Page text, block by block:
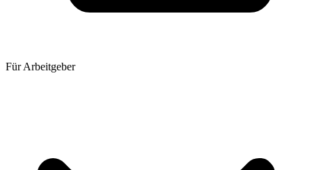
Für Arbeitgeber